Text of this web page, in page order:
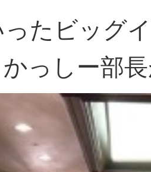
ったビッグ
っしー部